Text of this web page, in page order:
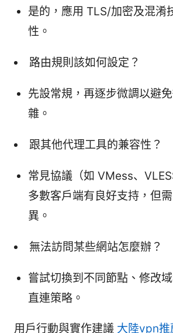
是的，應用 TLS/加密及混淆
性。
路由規則該如何設定？
先設常規，再逐步微調以避
雜。
跟其他代理工具的兼容性？
常見協議（如 VMess、
多數客戶端有良好支持，但
異。
無法訪問某些網站怎麼辦？
嘗試切換到不同節點、修改
直連策略。
用戶行動與實作建議 大陸vpn推